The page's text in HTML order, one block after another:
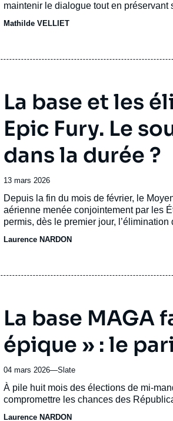
maintenir le dialogue tout en préservant
Mathilde VELLIET
La base et les
Epic Fury. Le
dans la durée ?
Date
de
publication
13 mars 2026
Accroche
Depuis la fin du mois de février, le
aérienne menée conjointement par les
permis, dès le premier jour,
Laurence NARDON
La base MAGA
épique » : le
04 mars 2026—Nom
du
journal,
revue
ou
Slate
Accroche
À pile huit mois des élections de mi-
compromettre les chances des
Laurence NARDON